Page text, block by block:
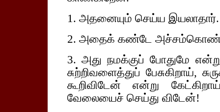
1. அதனையும் செய்ய இயலாதார்.
2. அதைக் கண்டே
3. அது நமக்குப் போதுமே
சுற்றிவளைத்துப் பேசுகிறாய்,
கூறிவிடேன் என்று
வேலையைச் செய்து விடேன்!